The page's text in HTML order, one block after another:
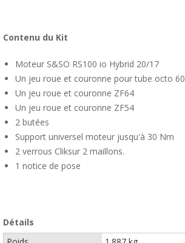
Contenu du Kit
Moteur S&SO RS100 io Hybrid 20/17
Un jeu roue et couronne pour tube octo 60
Un jeu roue et couronne ZF64
Un jeu roue et couronne ZF54
2 butées
Support universel moteur jusqu'à 30 Nm
2 verrous Cliksur 2 maillons.
1 notice de pose
Détails